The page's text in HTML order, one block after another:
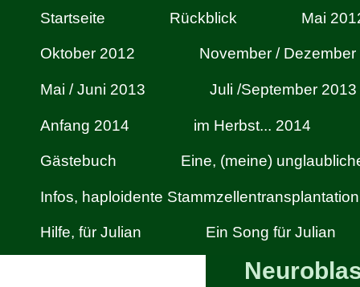
Startseite Rückblick Mai
Oktober 2012 November /
Mai / Juni 2013 Juli /September 2013
Anfang 2014 im Herbst... 2014
Gästebuch Eine, (meine)
Infos, haploidente Stammzellentransplantation
Hilfe, für Julian Ein Song für Julian